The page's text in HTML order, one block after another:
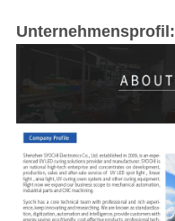
Unternehmensprofil: